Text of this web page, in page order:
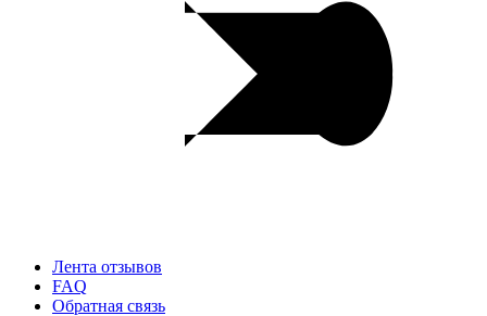
Лента отзывов
FAQ
Обратная связь